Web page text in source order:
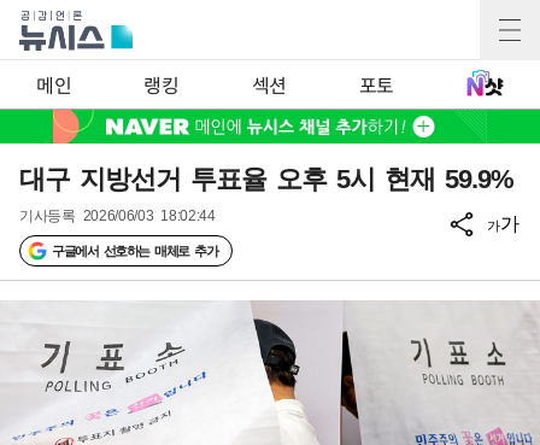
메인 랭킹 섹션 포토
대구 지방선거 투표율 오후 5시 현재 59.9%
기사등록 2026/06/03 18:02:44
구글에서 선호하는 매체로 추가
가가